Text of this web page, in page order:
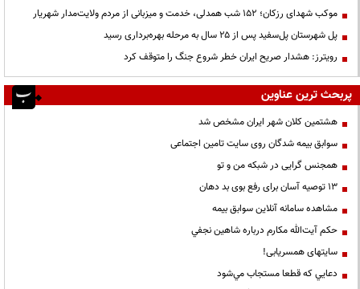
موکب شهدای رزکان؛ ۱۵۲ شب همدلی، خدمت و میزبانی از مردم ولایت‌مدار شهریار
پل شهرستان پل‌سفید پس از ۲۵ سال به مرحله بهره‌برداری رسید
رویترز: هشدار صریح ایران خطر شروع جنگ را متوقف کرد
پربحث ترین عناوین
هشتمین کلان شهر ایران مشخص شد
سوابق بیمه شدگان روی سایت تامین اجتماعی
همجنس گرایی در شبکه من و تو
13 توصیه آسان برای رفع بوی بد دهان
مشاهده سامانه آنلاين سوابق بیمه
حكم آيت‌الله مكارم درباره شاهين نجفي
سایتهای همسریابی!
دعايي كه قطعا مستجاب مي‌شود